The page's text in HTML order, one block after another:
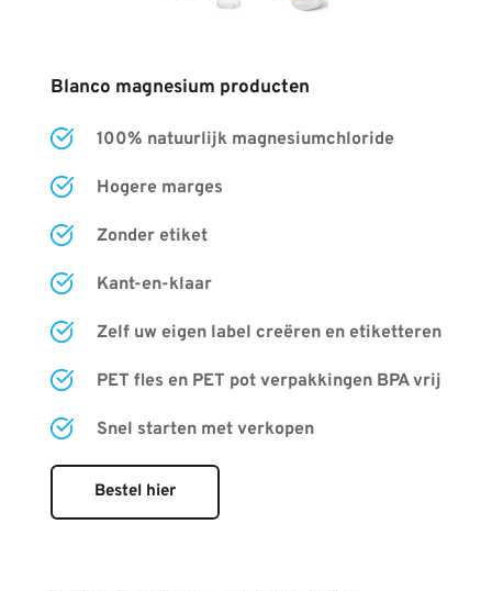
Blanco magnesium producten
100% natuurlijk magnesiumchloride
Hogere marges
Zonder etiket
Kant-en-klaar
Zelf uw eigen label creëren en etiketteren
PET fles en PET pot verpakkingen BPA vrij
Snel starten met verkopen
Bestel hier